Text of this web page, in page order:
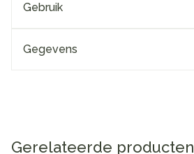
Gebruik
Gegevens
Gerelateerde producten